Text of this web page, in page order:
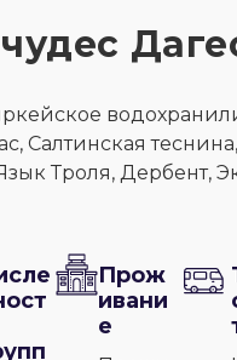
Салтинская
Троля, Дербент,
Прож
ивани
е